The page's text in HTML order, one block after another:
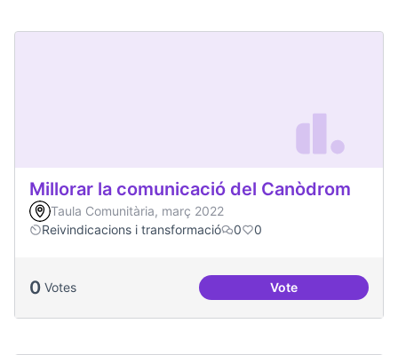
Millorar la comunicació del Canòdrom
Taula Comunitària, març 2022
Reivindicacions i transformació
0 0
0 Votes VoteMillorar la